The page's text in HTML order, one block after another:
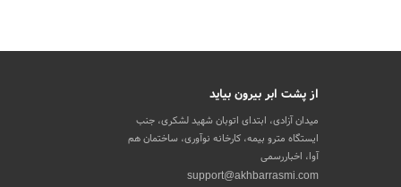
از پشت ابر بیرون بیاید
میدان آزادی، ابتدای اتوبان شهید لشکری، جنب
ایستگاه مترو بیمه، کارخانه نوآوری، ساختمان هم
آوا، اخباررسمی
support@akhbarrasmi.com